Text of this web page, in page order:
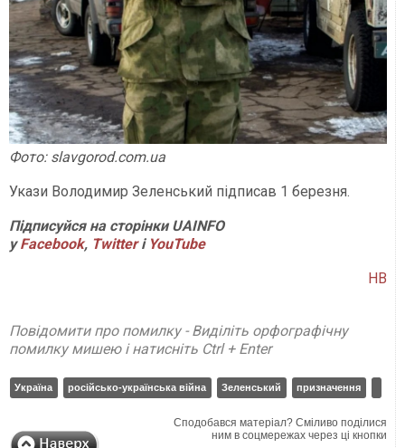
Фото: slavgorod.com.ua
Укази Володимир Зеленський підписав 1 березня.
Підписуйся на сторінки UAINFO
уFacebook, Twitterі YouTube
НВ
Повідомити про помилку - Виділіть орфографічну
помилку мишею і натисніть Ctrl + Enter
Україна російсько-українська війна Зеленський призначення
Сподобався матеріал? Сміливо поділися
ним в соцмережах через ці кнопки